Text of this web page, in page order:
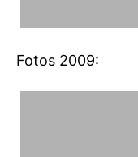
Fotos 2009: